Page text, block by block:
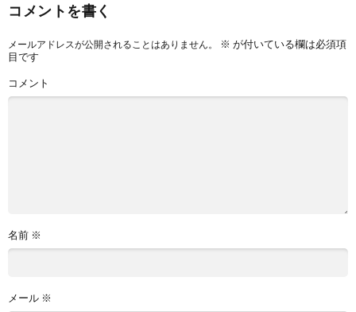
コメントを書く
メールアドレスが公開されることはありません。 ※ が付いている欄は必須項
目です
コメント
名前 ※
メール ※